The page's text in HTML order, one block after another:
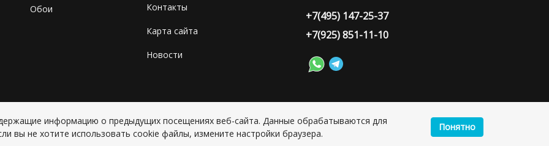
Обои Контакты
Карта сайта
Новости
+7(495) 147-25-37
+7(925) 851-11-10
Copyright © 2026 ИП Григорьян Юлия Сергеевна, ИНН: 501703338416
информацию о предыдущих посещениях веб-сайта. Данные обрабатываются для
вы не хотите использовать cookie файлы, измените настройки браузера.
Понятно